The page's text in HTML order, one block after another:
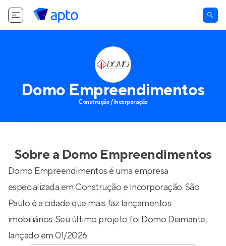
Domo Empreendimentos
Construção / Incorporação
Sobre a Domo Empreendimentos
Domo Empreendimentos é uma empresa
especializada em Construção e Incorporação. São
Paulo é a cidade que mais faz lançamentos
imobiliários. Seu último projeto foi Domo Diamante,
lançado em 01/2026.